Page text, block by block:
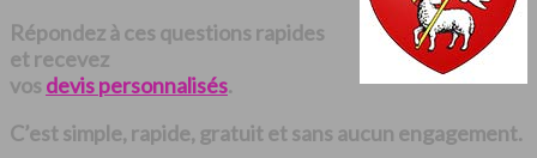
Répondez à ces questions rapides
et recevez
vos devis personnalisés.
C’est simple, rapide, gratuit et sans aucun engagement.